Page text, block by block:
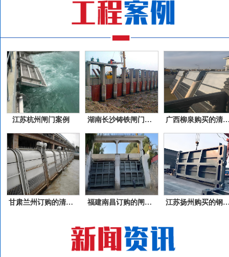
江苏杭州闸门案例 湖南长沙铸铁闸门案例 广西柳泉购买的清
甘肃兰州订购的清污机产品福建南昌订购的闸门产品江苏扬州购买的钢